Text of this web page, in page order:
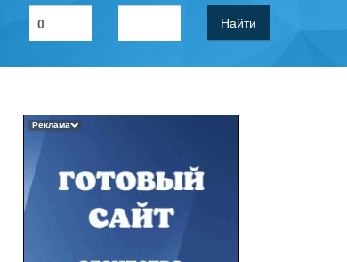
Найти
Реклама